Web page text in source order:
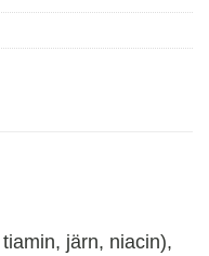
järn, niacin),